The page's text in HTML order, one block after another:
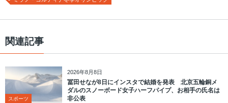
関連記事
2026年8月8日
スポーツ
冨田せなが8日にインスタで結婚を発表 北京五輪銅メ
ダルのスノーボード女子ハーフパイプ、お相手の氏名は
非公表